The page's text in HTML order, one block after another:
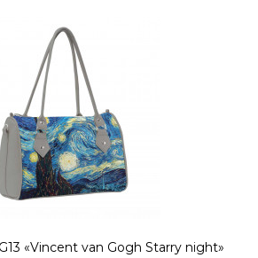
«Vincent van Gogh Starry night»